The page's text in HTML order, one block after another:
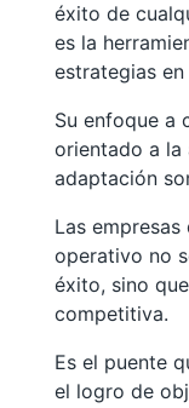
éxito de
es la
estrategias
Su enfoque a
orientado a la
adaptación
Las
operativo no
éxito, sino
competitiva.
Es el puente
el logro de